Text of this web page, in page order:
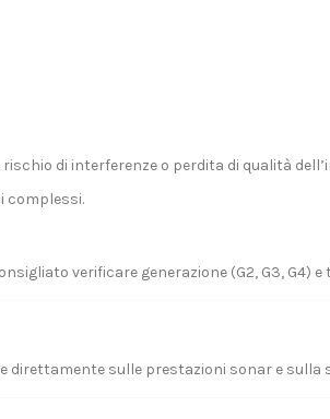
di interferenze o perdita di qualità
complessi.
verificare generazione (G2, G3, G4)
direttamente sulle prestazioni sonar e sulla